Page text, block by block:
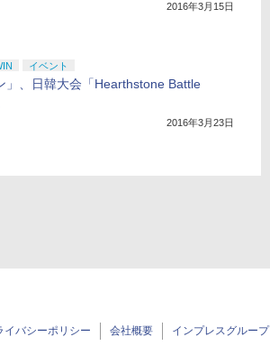
2016年3月15日
イベント
」、日韓大会「Hearthstone Battle
2016年3月23日
イバシーポリシー 会社概要 インプレスグループ